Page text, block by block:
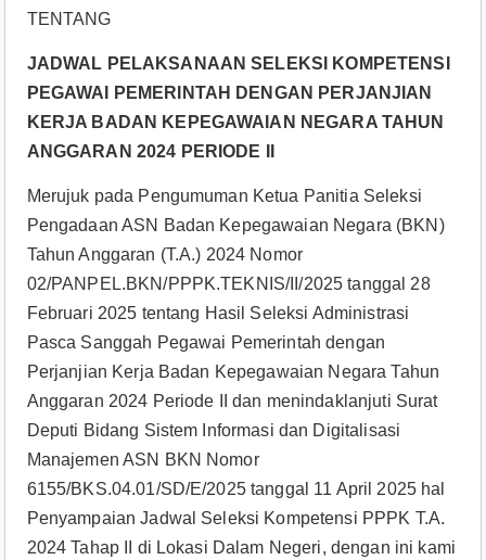
TENTANG
JADWAL PELAKSANAAN SELEKSI KOMPETENSI
PEGAWAI PEMERINTAH DENGAN PERJANJIAN
KERJA BADAN KEPEGAWAIAN NEGARA TAHUN
ANGGARAN 2024 PERIODE II
Merujuk pada Pengumuman Ketua Panitia Seleksi
Pengadaan ASN Badan Kepegawaian Negara (BKN)
Tahun Anggaran (T.A.) 2024 Nomor
02/PANPEL.BKN/PPPK.TEKNIS/II/2025 tanggal 28
Februari 2025 tentang Hasil Seleksi Administrasi
Pasca Sanggah Pegawai Pemerintah dengan
Perjanjian Kerja Badan Kepegawaian Negara Tahun
Anggaran 2024 Periode II dan menindaklanjuti Surat
Deputi Bidang Sistem Informasi dan Digitalisasi
Manajemen ASN BKN Nomor
6155/BKS.04.01/SD/E/2025 tanggal 11 April 2025 hal
Penyampaian Jadwal Seleksi Kompetensi PPPK T.A.
2024 Tahap II di Lokasi Dalam Negeri, dengan ini kami